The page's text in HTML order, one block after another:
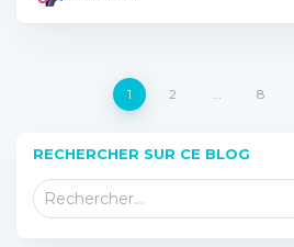
Pagination
des
publications
1 2 … 8
RECHERCHER SUR CE BLOG
R Rechercher…